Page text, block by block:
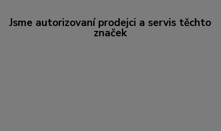
Jsme autorizovaní prodejci a servis těchto
značek